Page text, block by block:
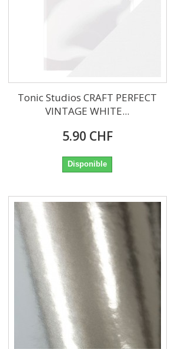
Tonic Studios CRAFT PERFECT
VINTAGE WHITE...
5.90 CHF
Disponible